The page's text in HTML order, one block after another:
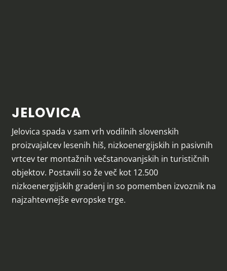
JELOVICA
Jelovica spada v sam vrh vodilnih slovenskih
proizvajalcev lesenih hiš, nizkoenergijskih in pasivnih
vrtcev ter montažnih večstanovanjskih in turističnih
objektov. Postavili so že več kot 12.500
nizkoenergijskih gradenj in so pomemben izvoznik na
najzahtevnejše evropske trge.